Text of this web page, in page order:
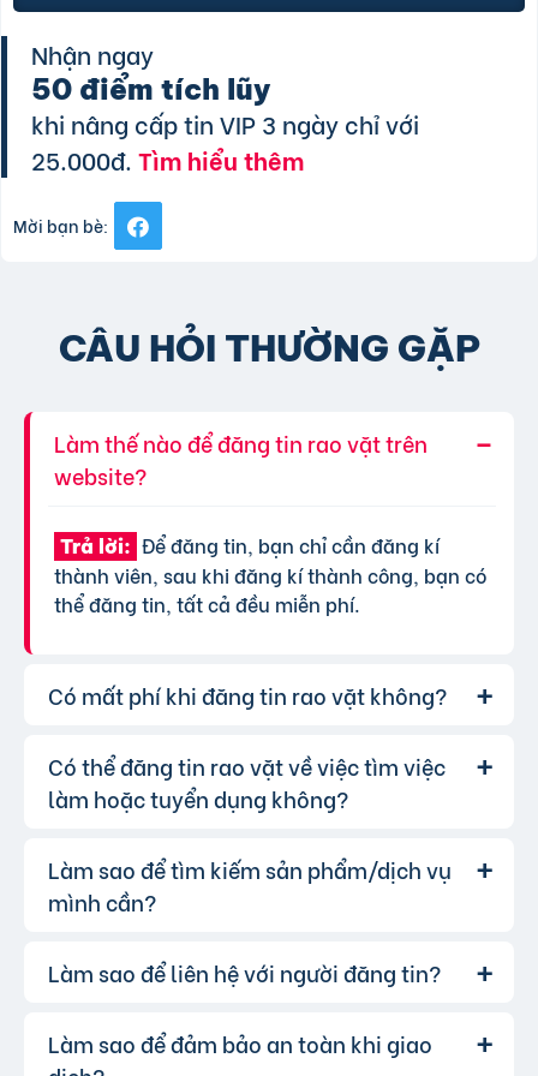
Nhận ngay
50 điểm tích lũy
khi nâng cấp tin VIP 3 ngày chỉ với
25.000đ.Tìm hiểu thêm
Mời bạn bè:
CÂU HỎI THƯỜNG GẶP
Làm thế nào để đăng tin rao vặt trên
website?
Trả lời: Để đăng tin, bạn chỉ cần đăng kí
thành viên, sau khi đăng kí thành công, bạn có
thể đăng tin, tất cả đều miễn phí.
Có mất phí khi đăng tin rao vặt không?
Trả lời: Chúng tôi cung cấp gói đăng tin miễn
phí cơ bản cho tất cả người dùng. Tuy nhiên, để
thị, bạn có thể lựa chọn các gói dịch vụ nâng
cấp với chi phí hợp lý, xem thêmphí dịch vụ tin
VIP.
Có thể đăng tin rao vặt về việc tìm việc
làm hoặc tuyển dụng không?
Trả lời: Hoàn toàn có thể. Website của chúng
tôi hỗ trợ đăng tin tuyển dụng và tìm việc làm.
đủ thông tin.
Làm sao để tìm kiếm sản phẩm/dịch vụ
mình cần?
Trả lời: Bạn có thể sử dụng công cụ tìm kiếm
phẩm/dịch vụ bạn muốn tìm. Để lọc kết quả
chính xác hơn, bạn có thể chọn thêm danh mục
Làm sao để liên hệ với người đăng tin?
Trả lời: Khi bạn tìm thấy tin rao vặt phù hợp,
Làm sao để đảm bảo an toàn khi giao